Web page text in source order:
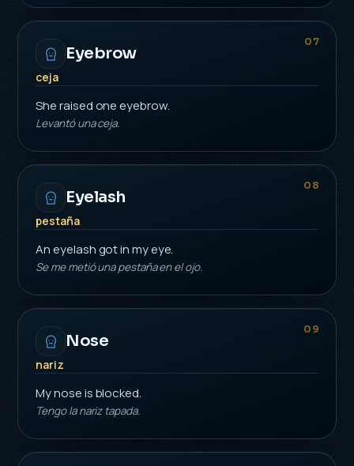
07
Eyebrow
ceja
She raised one eyebrow.
Levantó una ceja.
08
Eyelash
pestaña
An eyelash got in my eye.
Se me metió una pestaña en el ojo.
09
Nose
nariz
My nose is blocked.
Tengo la nariz tapada.